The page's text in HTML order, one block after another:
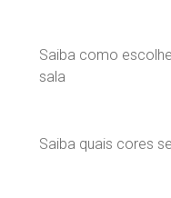
Saiba como
sala
Saiba quais cores